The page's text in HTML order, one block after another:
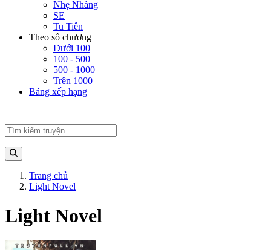
Nhẹ Nhàng
SE
Tu Tiên
Theo số chương
Dưới 100
100 - 500
500 - 1000
Trên 1000
Bảng xếp hạng
Trang chủ
Light Novel
Light Novel